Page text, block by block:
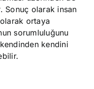
Sonuç olarak insan
ortaya
sorumluluğunu
kendini